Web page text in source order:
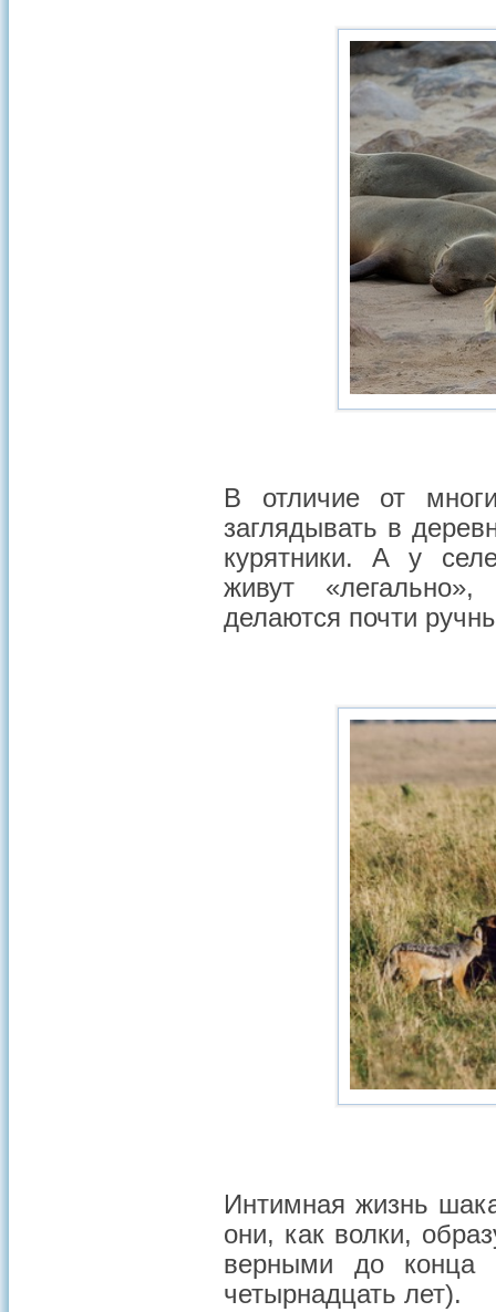
В отличие от
заглядывать в
курятники. А у
живут
делаются почти
Интимная жизнь
они, как волки,
верными до конца
четырнадцать лет).